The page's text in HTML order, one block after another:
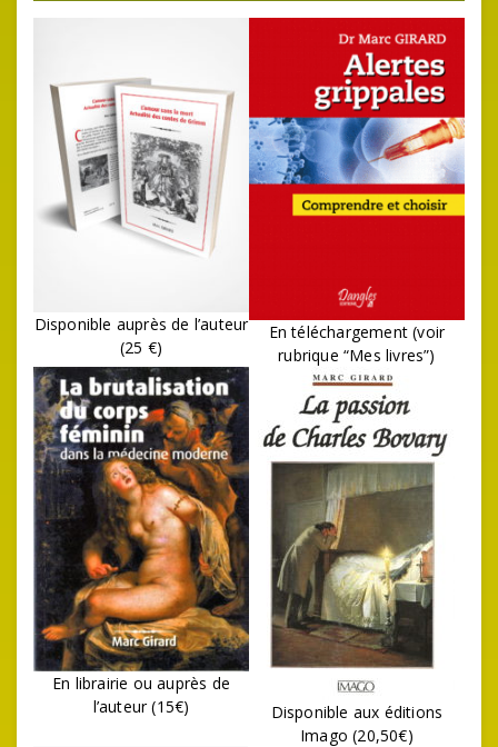
Disponible auprès de l’auteur
(25 €)
En téléchargement (voir
rubrique “Mes livres”)
En librairie ou auprès de
l’auteur (15€)
Disponible aux éditions
Imago (20,50€)